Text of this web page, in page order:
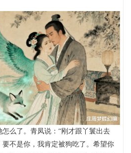
么了。青凤说：“刚才跟丫鬟出去
不是你，我肯定被狗吃了。希望你